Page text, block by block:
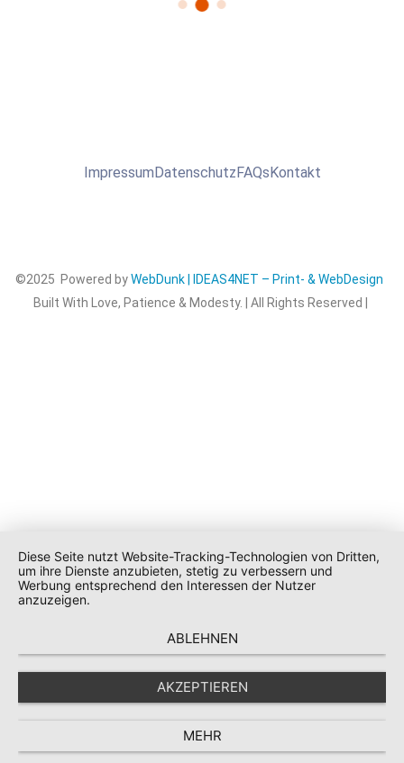
ImpressumDatenschutzFAQsKontakt
©2025 Powered byWebDunk | IDEAS4NET – Print- & WebDesign
Built With Love, Patience & Modesty. | All Rights Reserved |
Diese Seite nutzt Website-Tracking-Technologien von Dritten,
um ihre Dienste anzubieten, stetig zu verbessern und
Werbung entsprechend den Interessen der Nutzer
anzuzeigen.
ABLEHNEN
AKZEPTIEREN
MEHR